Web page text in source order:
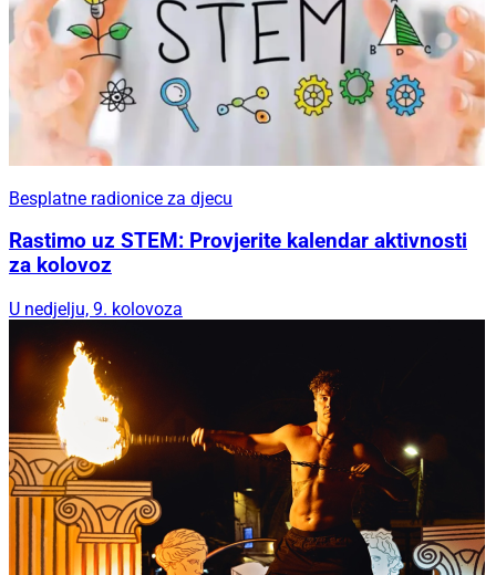
Besplatne radionice za djecu
Rastimo uz STEM: Provjerite kalendar aktivnosti
za kolovoz
U nedjelju, 9. kolovoza